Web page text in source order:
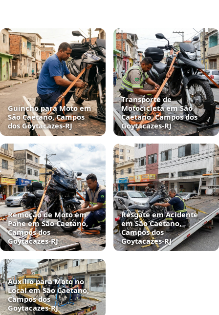
Guincho para Moto em
São Caetano, Campos
dos Goytacazes‑RJ
Transporte de
Motocicleta em São
Caetano, Campos dos
Goytacazes‑RJ
Remoção de Moto em
Pane em São Caetano,
Campos dos
Goytacazes‑RJ
Resgate em Acidente
em São Caetano,
Campos dos
Goytacazes‑RJ
Auxílio para Moto no
Local em São Caetano,
Campos dos
Goytacazes‑RJ